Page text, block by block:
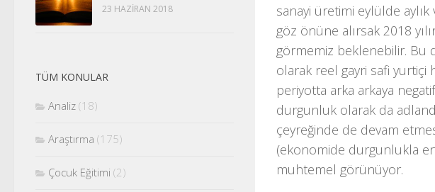
sanayi üretimi eylülde aylık
göz önüne alırsak 2018
görmemiz beklenebilir. Bu
olarak reel gayri safi yurtiçi
periyotta arka arkaya
durgunluk olarak da
çeyreğinde de devam
(ekonomide durgunlukla
muhtemel görünüyor.
23 HAZIRAN 2018
TÜM KONULAR
Analiz (18)
Araştırma (175)
Çocuk Eğitimi (2)